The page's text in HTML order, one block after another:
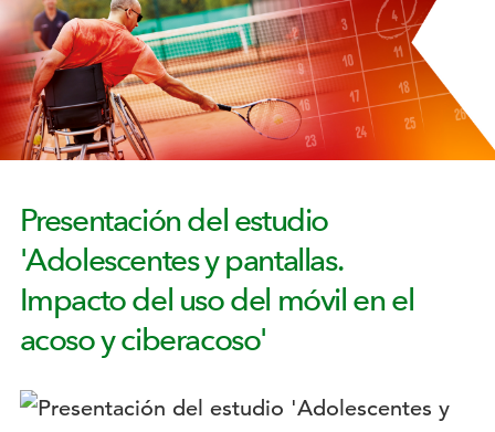
Presentación del estudio
'Adolescentes y pantallas.
Impacto del uso del móvil en el
acoso y ciberacoso'
Logotipo: